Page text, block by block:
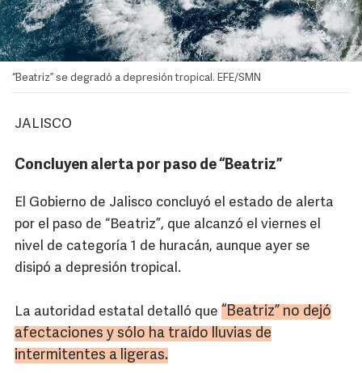
“Beatriz” se degradó a depresión tropical. EFE/SMN
JALISCO
Concluyen alerta por paso de “Beatriz”
El Gobierno de Jalisco concluyó el estado de alerta
por el paso de “Beatriz”, que alcanzó el viernes el
nivel de categoría 1 de huracán, aunque ayer se
disipó a depresión tropical.
La autoridad estatal detalló que “Beatriz” no dejó
afectaciones y sólo ha traído lluvias de
intermitentes a ligeras.